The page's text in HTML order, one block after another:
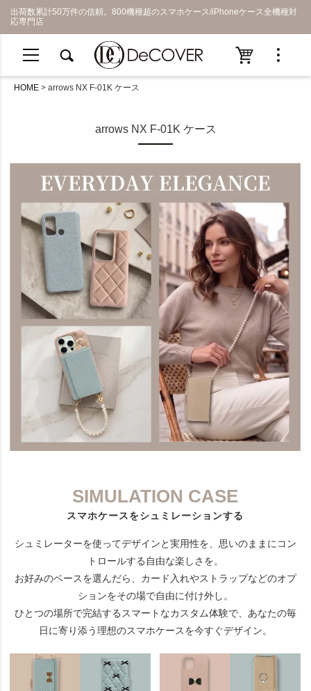
出荷数累計50万件の信頼。800機種超のスマホケース/iPhoneケース全機種対
応専門店
HOME arrows NX F-01K ケース
arrows NX F-01K ケース